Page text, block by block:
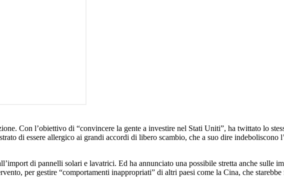
Con l’obiettivo di “convincere la gente a investire nel Stati Uniti”, ha twittato lo
di essere allergico ai grandi accordi di libero scambio, che a suo dire indeboliscono
di pannelli solari e lavatrici. Ed ha annunciato una possibile stretta anche sulle
per gestire “comportamenti inappropriati” di altri paesi come la Cina, che